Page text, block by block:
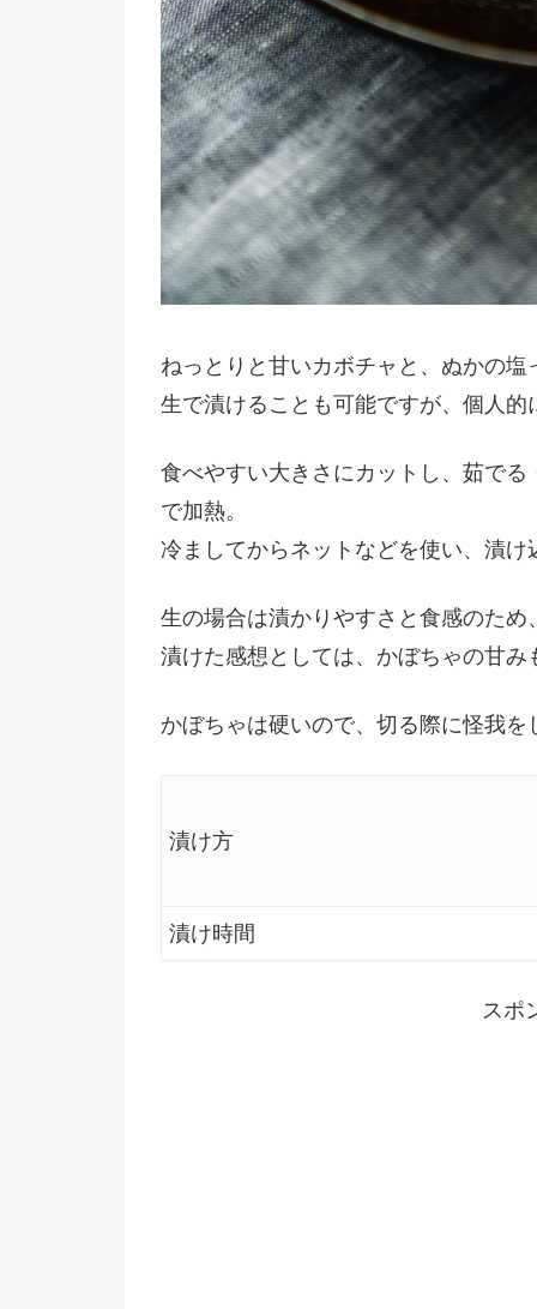
ねっとりと甘いカボチャと、ぬかの塩
生で漬けることも可能ですが、個人
食べやすい大きさにカットし、茹で
で加熱。
冷ましてからネットなどを使い、漬け
生の場合は漬かりやすさと食感のた
漬けた感想としては、かぼちゃの甘
かぼちゃは硬いので、切る際に怪我
漬け方
漬け時間
スポ